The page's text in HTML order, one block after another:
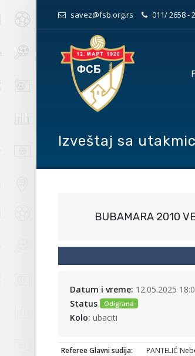
savez@fsb.org.rs 011/ 2658 -
Izveštaj sa
BUBAMARA 2010
Datum i vreme: 12.05.2025
Status
Odigrana
Kolo: ubaciti
Referee Glavni sudija:
PANTELIĆ